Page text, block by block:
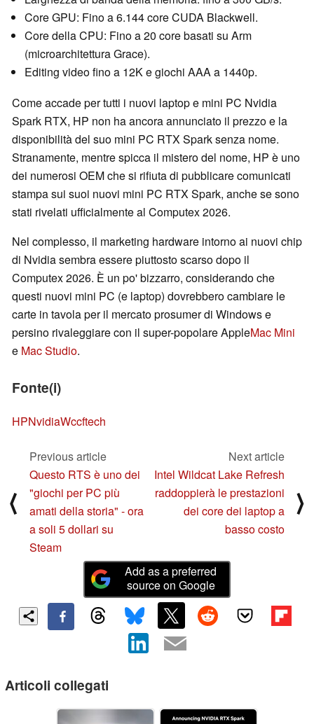
Core GPU: Fino a 6.144 core CUDA Blackwell.
Core della CPU: Fino a 20 core basati su Arm
(microarchitettura Grace).
Editing video fino a 12K e giochi AAA a 1440p.
Come accade per tutti i nuovi laptop e mini PC Nvidia
Spark RTX, HP non ha ancora annunciato il prezzo e la
disponibilità del suo mini PC RTX Spark senza nome.
Stranamente, mentre spicca il mistero del nome, HP è uno
dei numerosi OEM che si rifiuta di pubblicare comunicati
stampa sui suoi nuovi mini PC RTX Spark, anche se sono
stati rivelati ufficialmente al Computex 2026.
Nel complesso, il marketing hardware intorno ai nuovi chip
di Nvidia sembra essere piuttosto scarso dopo il
Computex 2026. È un po' bizzarro, considerando che
questi nuovi mini PC (e laptop) dovrebbero cambiare le
carte in tavola per il mercato prosumer di Windows e
persino rivaleggiare con il super-popolare AppleMac Mini
e Mac Studio.
Fonte(i)
HPNvidiaWccftech
⟨
Previous article
Questo RTS è uno dei
"giochi per PC più
amati della storia" - ora
a soli 5 dollari su
Steam
Next article
Intel Wildcat Lake Refresh
raddoppierà le prestazioni
dei core dei laptop a
basso costo
⟩
Add as a preferred
source on Google
Articoli collegati